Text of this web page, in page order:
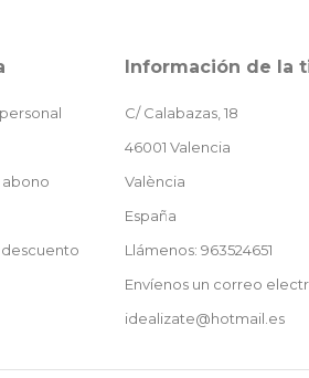
abono
Información de la
C/ Calabazas, 18
46001 Valencia
València
España
Llámenos: 963524651
Envíenos un correo
idealizate@hotmail.es